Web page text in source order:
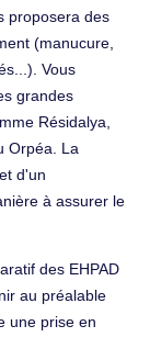
proposera des
(manucure,
Vous
grandes
Résidalya,
Orpéa. La
d'un
à assurer le
des EHPAD
au préalable
une prise en